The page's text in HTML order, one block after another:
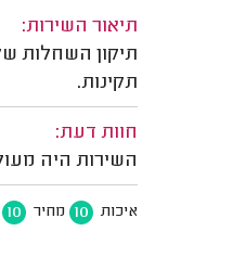
תיאור השירות:
תיקון השחלות
תקינות.
חוות דעת:
השירות היה
איכות 10 מחיר 10